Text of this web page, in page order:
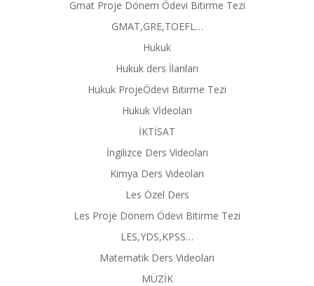
Gmat Proje Dönem Ödevi Bitirme Tezi
GMAT,GRE,TOEFL…
Hukuk
Hukuk ders İlanları
Hukuk ProjeÖdevi Bitirme Tezi
Hukuk Vİdeoları
İKTİSAT
İngilizce Ders Videoları
Kimya Ders Videoları
Les Özel Ders
Les Proje Dönem Ödevi Bitirme Tezi
LES,YDS,KPSS…
Matematik Ders Videoları
MÜZİK